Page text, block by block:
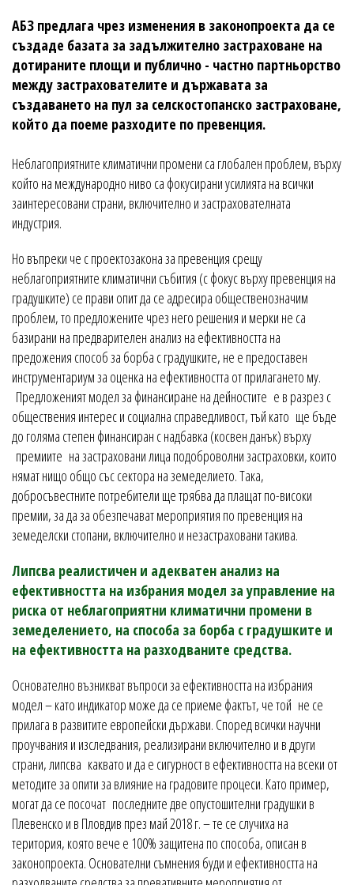
АБЗ предлага чрез изменения в законопроекта да се
създаде базата за задължително застраховане на
дотираните площи и публично - частно партньорство
между застрахователите и държавата за
създаването на пул за селскостопанско застраховане,
който да поеме разходите по превенция.
Неблагоприятните климатични промени са глобален проблем, върху
който на международно ниво са фокусирани усилията на всички
заинтересовани страни, включително и застрахователната
индустрия.
Но въпреки че с проектозакона за превенция срещу
неблагоприятните климатични събития (с фокус върху превенция на
градушките) се прави опит да се адресира общественозначим
проблем, то предложените чрез него решения и мерки не са
базирани на предварителен анализ на ефективността на
предожения способ за борба с градушките, не е предоставен
инструментариум за оценка на ефективността от прилагането му.
Предложеният модел за финансиране на дейностите е в разрез с
обществения интерес и социална справедливост, тъй като ще бъде
до голяма степен финансиран с надбавка (косвен данък) върху
премиите на застраховани лица подоброволни застраховки, които
нямат нищо общо със сектора на земеделието. Така,
добросъвестните потребители ще трябва да плащат по-високи
премии, за да за обезпечават мероприятия по превенция на
земеделски стопани, включително и незастраховани такива.
Липсва реалистичен и адекватен анализ на
ефективността на избрания модел за управление на
риска от неблагоприятни климатични промени в
земеделението, на способа за борба с градушките и
на ефективността на разходваните средства.
Основателно възникват въпроси за ефективността на избрания
модел – като индикатор може да се приеме фактът, че той не се
прилага в развитите европейски държави. Според всички научни
проучвания и изследвания, реализирани включително и в други
страни, липсва каквато и да е сигурност в ефективността на всеки от
методите за опити за влияние на градовите процеси. Като пример,
могат да се посочат последните две опустошителни градушки в
Плевенско и в Пловдив през май 2018 г. – те се случиха на
територия, която вече е 100% защитена по способа, описан в
законопроекта. Основателни съмнения буди и ефективността на